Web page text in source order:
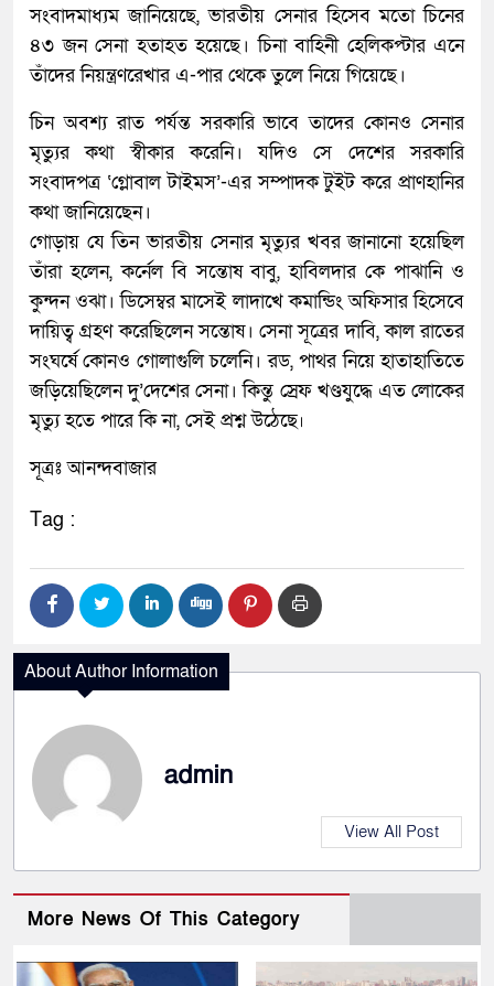
সংবাদমাধ্যম জানিয়েছে, ভারতীয় সেনার হিসেব মতো চিনের
৪৩ জন সেনা হতাহত হয়েছে। চিনা বাহিনী হেলিকপ্টার এনে
তাঁদের নিয়ন্ত্রণরেখার এ-পার থেকে তুলে নিয়ে গিয়েছে।
চিন অবশ্য রাত পর্যন্ত সরকারি ভাবে তাদের কোনও সেনার
মৃত্যুর কথা স্বীকার করেনি। যদিও সে দেশের সরকারি
সংবাদপত্র ‘গ্লোবাল টাইমস’-এর সম্পাদক টুইট করে প্রাণহানির
কথা জানিয়েছেন।
গোড়ায় যে তিন ভারতীয় সেনার মৃত্যুর খবর জানানো হয়েছিল
তাঁরা হলেন, কর্নেল বি সন্তোষ বাবু, হাবিলদার কে পাঝানি ও
কুন্দন ওঝা। ডিসেম্বর মাসেই লাদাখে কমান্ডিং অফিসার হিসেবে
দায়িত্ব গ্রহণ করেছিলেন সন্তোষ। সেনা সূত্রের দাবি, কাল রাতের
সংঘর্ষে কোনও গোলাগুলি চলেনি। রড, পাথর নিয়ে হাতাহাতিতে
জড়িয়েছিলেন দু’দেশের সেনা। কিন্তু স্রেফ খণ্ডযুদ্ধে এত লোকের
মৃত্যু হতে পারে কি না, সেই প্রশ্ন উঠেছে৷
সূত্রঃ আনন্দবাজার
Tag :
About Author Information
admin
View All Post
More News Of This Category